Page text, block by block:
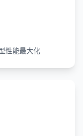
性能最大化